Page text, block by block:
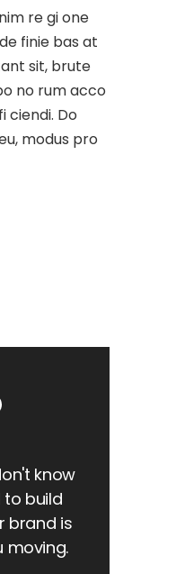
re gi one
finie bas at
sit, brute
no rum acco
ciendi. Do
modus pro
know
to build
brand is
moving.